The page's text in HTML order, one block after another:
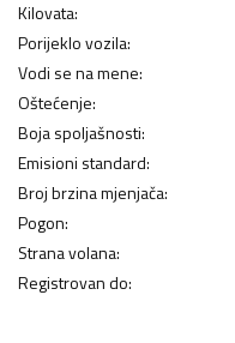
Kilovata:
Porijeklo vozila:
Vodi se na mene:
Oštećenje:
Boja spoljašnosti:
Emisioni standard:
Broj brzina mjenjača:
Pogon:
Strana volana:
Registrovan do: